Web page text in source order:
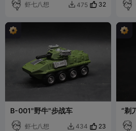
虾七八想  475 32
B-001"野牛"步战车
虾七八想  434 23
“剃